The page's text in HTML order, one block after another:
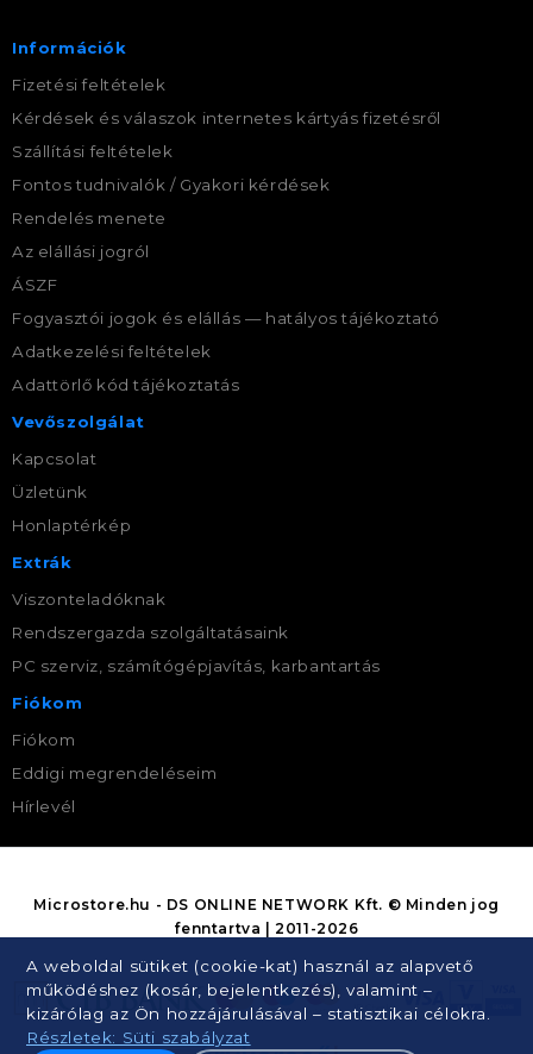
Információk
Fizetési feltételek
Kérdések és válaszok internetes kártyás fizetésről
Szállítási feltételek
Fontos tudnivalók / Gyakori kérdések
Rendelés menete
Az elállási jogról
ÁSZF
Fogyasztói jogok és elállás — hatályos tájékoztató
Adatkezelési feltételek
Adattörlő kód tájékoztatás
Vevőszolgálat
Kapcsolat
Üzletünk
Honlaptérkép
Extrák
Viszonteladóknak
Rendszergazda szolgáltatásaink
PC szerviz, számítógépjavítás, karbantartás
Fiókom
Fiókom
Eddigi megrendeléseim
Hírlevél
A weboldal sütiket (cookie-kat) használ az alapvető
működéshez (kosár, bejelentkezés), valamint –
kizárólag az Ön hozzájárulásával – statisztikai célokra.
Részletek: Süti szabályzat
Microstore.hu - DS ONLINE NETWORK Kft. © Minden jog
fenntartva | 2011-2026